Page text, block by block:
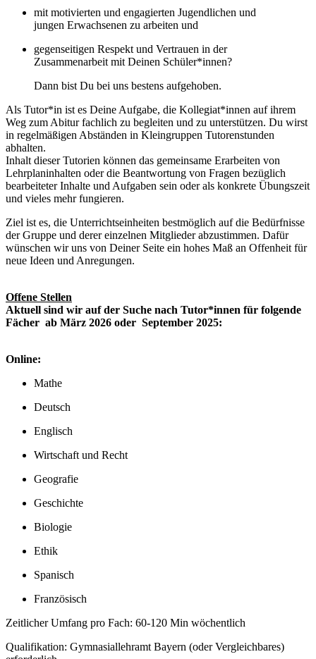
mit motivierten und engagierten Jugendlichen und
jungen Erwachsenen zu arbeiten und
gegenseitigen Respekt und Vertrauen in der
Zusammenarbeit mit Deinen Schüler*innen?
Dann bist Du bei uns bestens aufgehoben.
Als Tutor*in ist es Deine Aufgabe, die Kollegiat*innen auf ihrem
Weg zum Abitur fachlich zu begleiten und zu unterstützen. Du wirst
in regelmäßigen Abständen in Kleingruppen Tutorenstunden
abhalten.
Inhalt dieser Tutorien können das gemeinsame Erarbeiten von
Lehrplaninhalten oder die Beantwortung von Fragen bezüglich
bearbeiteter Inhalte und Aufgaben sein oder als konkrete Übungszeit
und vieles mehr fungieren.
Ziel ist es, die Unterrichtseinheiten bestmöglich auf die Bedürfnisse
der Gruppe und derer einzelnen Mitglieder abzustimmen. Dafür
wünschen wir uns von Deiner Seite ein hohes Maß an Offenheit für
neue Ideen und Anregungen.
Offene Stellen
Aktuell sind wir auf der Suche nach Tutor*innen für folgende
Fächer ab März 2026 oder September 2025:
Online:
Mathe
Deutsch
Englisch
Wirtschaft und Recht
Geografie
Geschichte
Biologie
Ethik
Spanisch
Französisch
Zeitlicher Umfang pro Fach: 60-120 Min wöchentlich
Qualifikation: Gymnasiallehramt Bayern (oder Vergleichbares)